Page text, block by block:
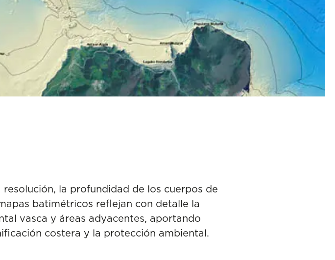
la profundidad de los cuerpos de
batimétricos reflejan con detalle la
vasca y áreas adyacentes, aportando
costera y la protección ambiental.